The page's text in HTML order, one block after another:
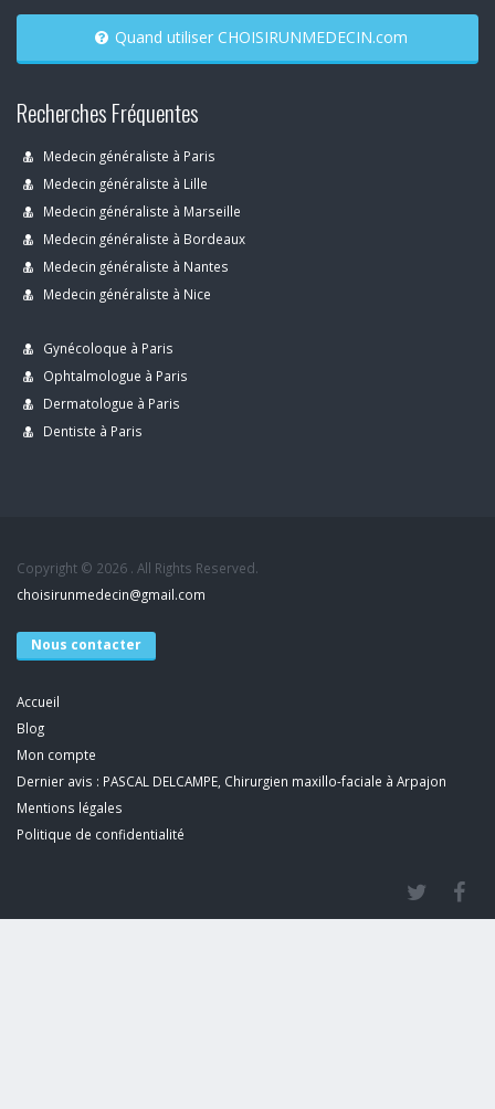
Quand utiliser CHOISIRUNMEDECIN.com
Recherches Fréquentes
Medecin généraliste à Paris
Medecin généraliste à Lille
Medecin généraliste à Marseille
Medecin généraliste à Bordeaux
Medecin généraliste à Nantes
Medecin généraliste à Nice
Gynécoloque à Paris
Ophtalmologue à Paris
Dermatologue à Paris
Dentiste à Paris
Copyright © 2026 . All Rights Reserved.
choisirunmedecin@gmail.com
Nous contacter
Accueil
Blog
Mon compte
Dernier avis : PASCAL DELCAMPE, Chirurgien maxillo-faciale à Arpajon
Mentions légales
Politique de confidentialité